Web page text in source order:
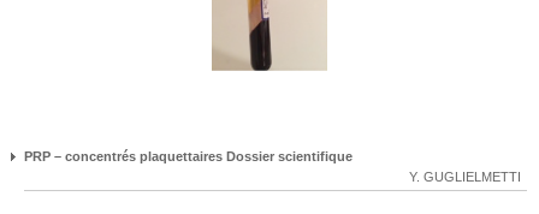
PRP – concentrés plaquettaires Dossier scientifique
Y. GUGLIELMETTI